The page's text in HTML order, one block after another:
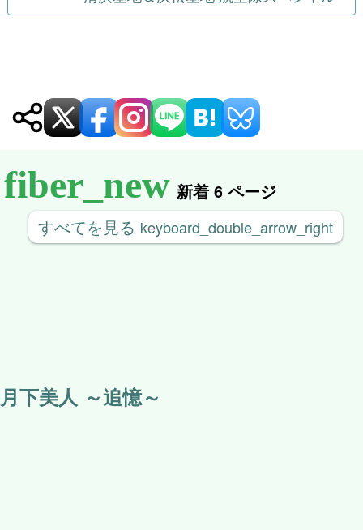
ョ
新着 6 ページ
すべてを見る keyboard_double_arrow_right
月下美人 ～追憶～